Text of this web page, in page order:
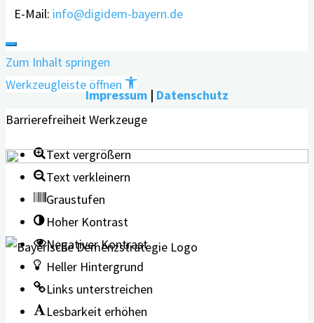
E-Mail: info@digidem-bayern.de
Impressum | Datenschutz
Zum Inhalt springen
Werkzeugleiste öffnen
Barrierefreiheit Werkzeuge
Text vergrößern
Text verkleinern
Graustufen
Hoher Kontrast
Negativer Kontrast
Heller Hintergrund
Links unterstreichen
Lesbarkeit erhöhen